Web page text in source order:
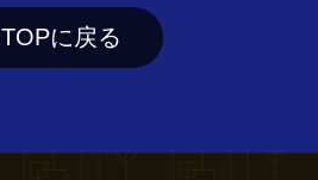
TOPに戻る